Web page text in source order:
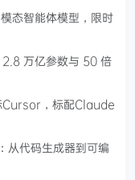
态智能体模型，限时
万亿参数与 50 倍
Cursor，标配Claude
代码生成器到可编